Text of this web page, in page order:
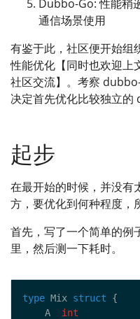
Dubbo-Go: 性能稍
通信场景使用
有鉴于此，社区便开始
性能优化【同时也欢迎上
社区交流】。考察
决定首先优化比较独立的
起步
在最开始的时候，并没有
方，要优化到何种程度，
首先，写了一个简单的例
里，然后测一下耗时。
type Mix struct
    A
int